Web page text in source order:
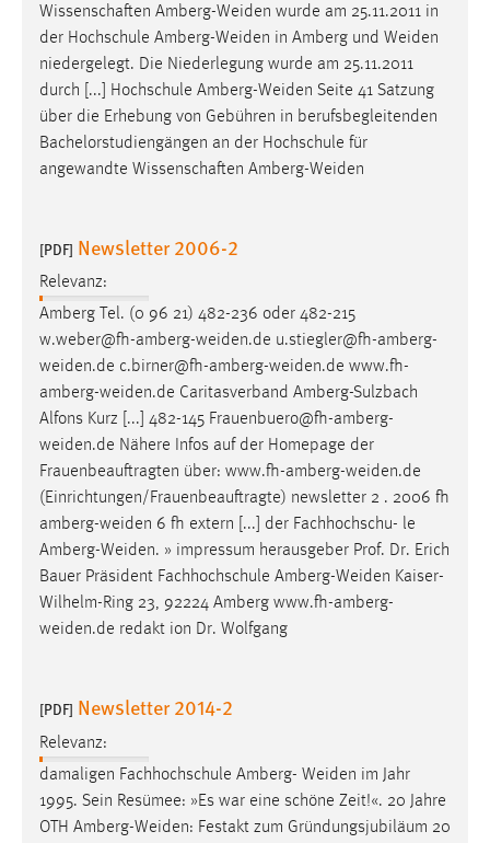
Wissenschaften Amberg-Weiden wurde am 25.11.2011 in
der Hochschule Amberg-Weiden in Amberg und Weiden
niedergelegt. Die Niederlegung wurde am 25.11.2011
durch [...] Hochschule Amberg-Weiden Seite 41 Satzung
über die Erhebung von Gebühren in berufsbegleitenden
Bachelorstudiengängen an der Hochschule für
angewandte Wissenschaften Amberg-Weiden
[PDF] Newsletter 2006-2
Relevanz:
Amberg Tel. (0 96 21) 482-236 oder 482-215
w.weber@fh-amberg-weiden.de u.stiegler@fh-amberg-
weiden.de c.birner@fh-amberg-weiden.de www.fh-
amberg-weiden.de Caritasverband Amberg-Sulzbach
Alfons Kurz [...] 482-145 Frauenbuero@fh-amberg-
weiden.de Nähere Infos auf der Homepage der
Frauenbeauftragten über: www.fh-amberg-weiden.de
(Einrichtungen/Frauenbeauftragte) newsletter 2 . 2006 fh
amberg-weiden 6 fh extern [...] der Fachhochschu- le
Amberg-Weiden. » impressum herausgeber Prof. Dr. Erich
Bauer Präsident Fachhochschule Amberg-Weiden Kaiser-
Wilhelm-Ring 23, 92224 Amberg www.fh-amberg-
weiden.de redakt ion Dr. Wolfgang
[PDF] Newsletter 2014-2
Relevanz:
damaligen Fachhochschule Amberg- Weiden im Jahr
1995. Sein Resümee: »Es war eine schöne Zeit!«. 20 Jahre
OTH Amberg-Weiden: Festakt zum Gründungsjubiläum 20
MARKETING
Marketing Cookies werden von Drittanbietern
verwendet, um personalisierte Werbung anzuzeigen.
Sie tun dies, indem sie Besucher über Websites
hinweg verfolgen.
Google Ads
_gcl_au
Anbieter:
Google Ireland Limited
Zweck:
Conversion-Tracking
Cookie Laufzeit:
3 Monate
Facebook Pixel
Name:
_fbp
Anbieter:
Facebook
Conversion-Tracking
Cookie Laufzeit:
3 Monate